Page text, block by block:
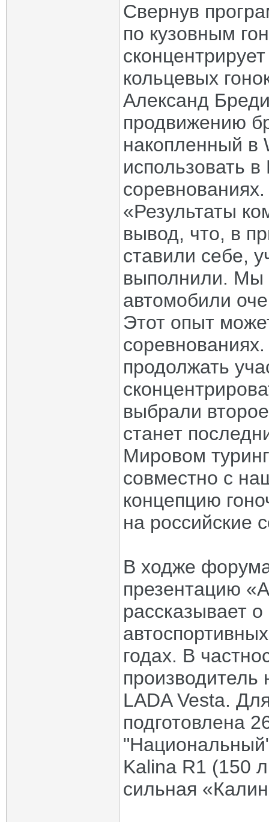
Свернув
по кузовным
кольцевых
Александ
продвижению
накопленный в
использовать
«Результаты
вывод, что, в
ставили себе,
выполнили. Мы
автомобили
Этот опыт
продолжать
выбрали
станет
Мировом
совместно с
концепцию
на российские
В ходже
презентацию
рассказывает
годах. В
LADA Vesta.
подготовлена
Kalina R1 (150
сильная